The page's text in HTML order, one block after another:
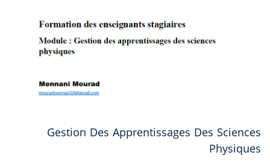
Gestion Des Apprentissages Des Sciences
Physiques